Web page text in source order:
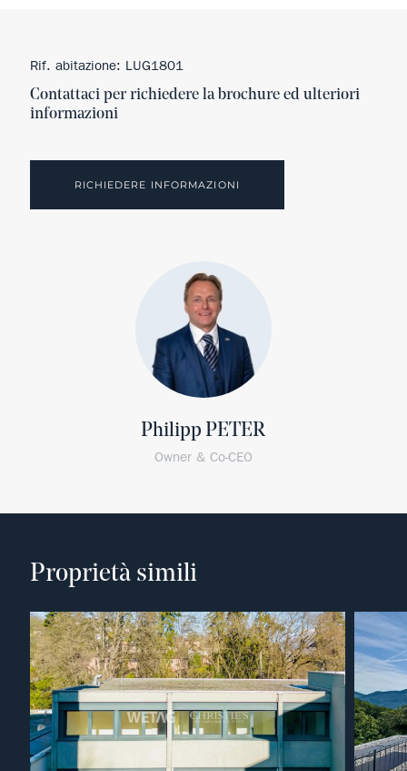
Rif. abitazione: LUG1801
Contattaci per richiedere la brochure ed ulteriori
informazioni
RICHIEDERE INFORMAZIONI
Philipp PETER
Owner & Co-CEO
Proprietà simili